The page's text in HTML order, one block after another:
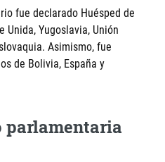
fue declarado Huésped de
Unida, Yugoslavia, Unión
Asimismo, fue
de Bolivia, España y
parlamentaria